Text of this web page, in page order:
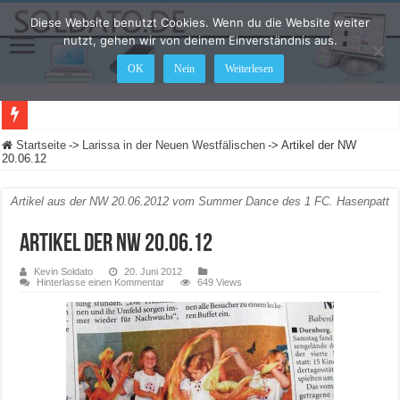
LEGO Star Wars: Die Skywalker Saga – Hier sind alle Cheat Codes für das Spiel
Startseite -> Larissa in der Neuen Westfälischen -> Artikel der NW
20.06.12
Artikel aus der NW 20.06.2012 vom Summer Dance des 1 FC. Hasenpatt
Artikel der NW 20.06.12
Kevin Soldato
20. Juni 2012
Hinterlasse einen Kommentar
649 Views
Diese Website benutzt Cookies. Wenn du die Website weiter
nutzt, gehen wir von deinem Einverständnis aus.
OK Nein Weiterlesen